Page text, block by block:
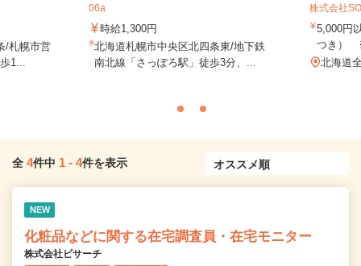
/札幌市営
1...
06a
時給1,300円
北海道札幌市中央区北四条東/地下鉄
南北線「さっぽろ駅」徒歩3分、...
株式会社
5,000円
つき）
北海道
全 4件中 1 - 4件を表示
NEW
化粧品などに関する在宅調査員・在宅モニター
株式会社ビサーチ